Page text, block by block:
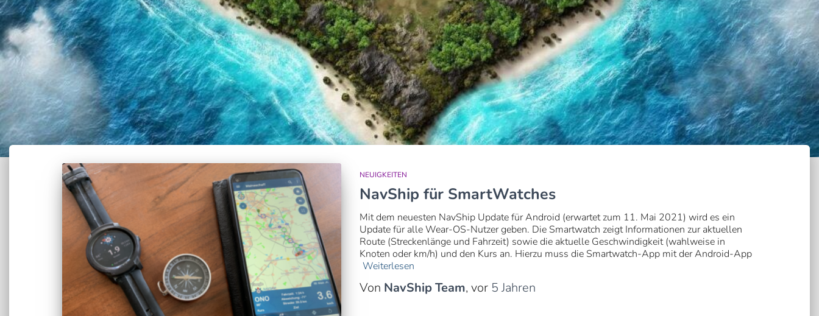
NEUIGKEITEN
NavShip für SmartWatches
Mit dem neuesten NavShip Update für Android (erwartet zum 11. Mai 2021) wird es ein
Update für alle Wear-OS-Nutzer geben. Die Smartwatch zeigt Informationen zur aktuellen
Route (Streckenlänge und Fahrzeit) sowie die aktuelle Geschwindigkeit (wahlweise in
Knoten oder km/h) und den Kurs an. Hierzu muss die Smartwatch-App mit der Android-App
Weiterlesen
Von NavShip Team, vor 5 Jahren